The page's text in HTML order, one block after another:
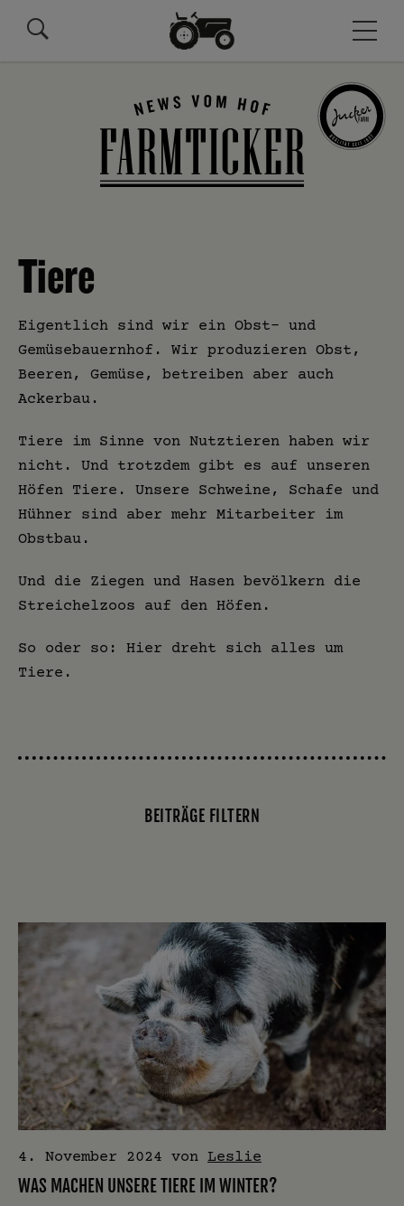
Tiere
Eigentlich sind wir ein Obst- und
Gemüsebauernhof. Wir produzieren Obst,
Beeren, Gemüse, betreiben aber auch
Ackerbau.
Tiere im Sinne von Nutztieren haben wir
nicht. Und trotzdem gibt es auf unseren
Höfen Tiere. Unsere Schweine, Schafe und
Hühner sind aber mehr Mitarbeiter im
Obstbau.
Und die Ziegen und Hasen bevölkern die
Streichelzoos auf den Höfen.
So oder so: Hier dreht sich alles um
Tiere.
BEITRÄGE FILTERN
4. November 2024 von Leslie
WAS MACHEN UNSERE TIERE IM WINTER?